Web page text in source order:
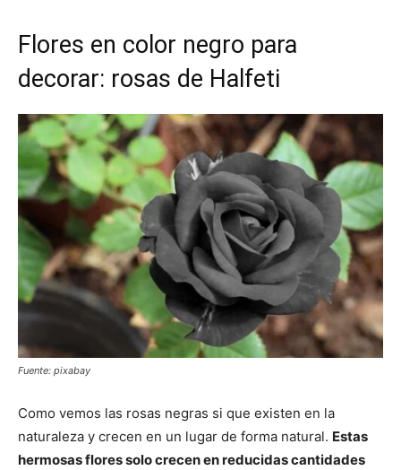
Flores en color negro para
decorar: rosas de Halfeti
Fuente: pixabay
Como vemos las rosas negras si que existen en la
naturaleza y crecen en un lugar de forma natural. Estas
hermosas flores solo crecen en reducidas cantidades